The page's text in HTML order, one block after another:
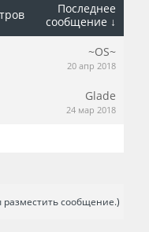
Последнее
сообщение ↓
~OS~
20 апр 2018
Glade
24 мар 2018
сообщение.)